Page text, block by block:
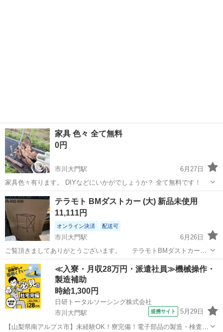
家具 色々 全て無料
0円
市川大門駅
6月27日
家具色々有ります。 DIYなどにいかがでしょうか？ 全て無料です！
山梨 南アルプス市 市川大門駅 収納家具 無料
テラモト BMダストカー (大) 新品未使用
11,111円
オンライン決済 配送可
市川大門駅
6月26日
ご覧頂きましてありがとうございます。 テラモトBMダストカー
(大) 新品未使用品です。 商品の特長 回収・運搬カート。 わかりやす
いカラー分別等、多種多様な分別回収に対応できます。 用途ゴミ箱、
集積・運搬カート 注意...
山梨 南アルプス市 市川大門駅 オフィス用家具
≪入寮・月収28万円・派遣社員≫機械操作・
製造補助
時給1,300円
日研トータルソーシング株式会社
市川大門駅
提携サイト 5月29日
【山梨県南アルプス市】未経験OK！寮完備！電子部品の製造・検査